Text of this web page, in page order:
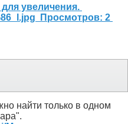
найти только в одном